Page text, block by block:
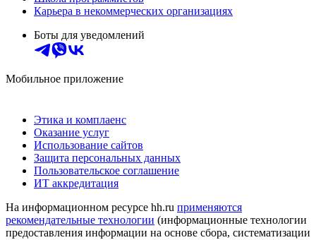
Карьера в некоммерческих организациях
Боты для уведомлений
Мобильное приложение
Этика и комплаенс
Оказание услуг
Использование сайтов
Защита персональных данных
Пользовательское соглашение
ИТ аккредитация
На информационном ресурсе hh.ru применяются
рекомендательные технологии (информационные технологии
предоставления информации на основе сбора, систематизации